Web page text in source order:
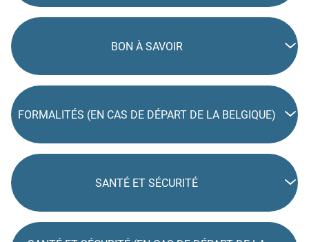
BON À SAVOIR
FORMALITÉS (EN CAS DE DÉPART DE LA BELGIQUE)
SANTÉ ET SÉCURITÉ